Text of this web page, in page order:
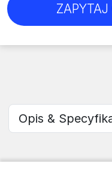
Wybierz sekcję
ZAPYTAJ